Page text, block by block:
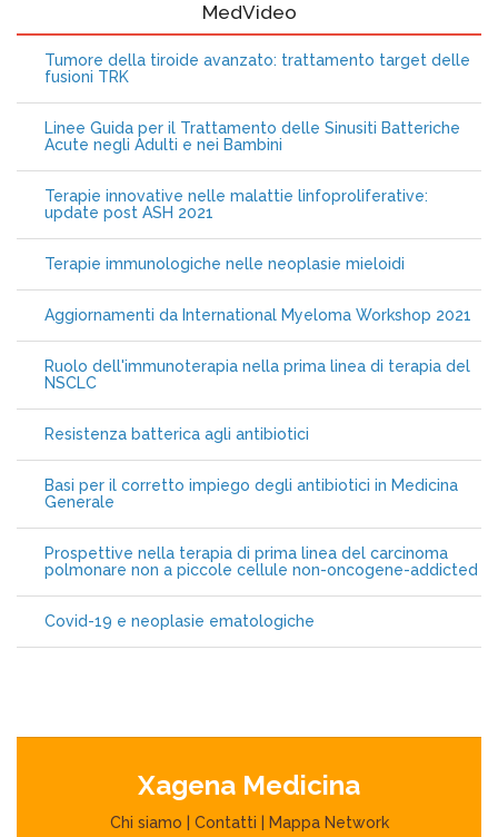
MedVideo
Tumore della tiroide avanzato: trattamento target delle
fusioni TRK
Linee Guida per il Trattamento delle Sinusiti Batteriche
Acute negli Adulti e nei Bambini
Terapie innovative nelle malattie linfoproliferative:
update post ASH 2021
Terapie immunologiche nelle neoplasie mieloidi
Aggiornamenti da International Myeloma Workshop 2021
Ruolo dell'immunoterapia nella prima linea di terapia del
NSCLC
Resistenza batterica agli antibiotici
Basi per il corretto impiego degli antibiotici in Medicina
Generale
Prospettive nella terapia di prima linea del carcinoma
polmonare non a piccole cellule non-oncogene-addicted
Covid-19 e neoplasie ematologiche
Xagena Medicina
Chi siamo Contatti Mappa Network